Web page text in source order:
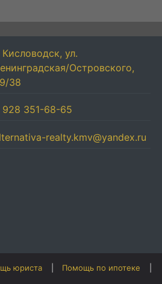
Кисловодск, ул.
Островского,
38
928 351-68-65
realty.kmv@yandex.ru
юриста
Помощь по ипотеке